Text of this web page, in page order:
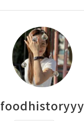
foodhistoryyy